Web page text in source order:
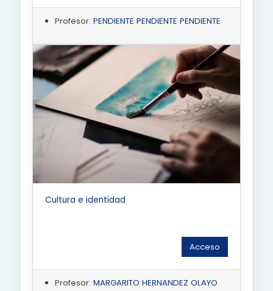
Profesor: PENDIENTE PENDIENTE PENDIENTE
Cultura e identidad
Acceso
Profesor: MARGARITO HERNANDEZ OLAYO